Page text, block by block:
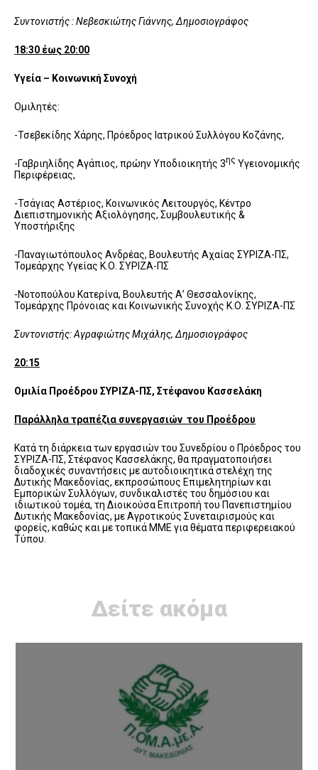
Συντονιστής : Νεβεσκιώτης Γιάννης, Δημοσιογράφος
18:30 έως 20:00
Υγεία – Κοινωνική Συνοχή
Ομιλητές:
-Τσεβεκίδης Χάρης, Πρόεδρος Ιατρικού Συλλόγου Κοζάνης,
-Γαβριηλίδης Αγάπιος, πρώην Υποδιοικητής 3ης Υγειονομικής
Περιφέρειας,
-Τσάγιας Αστέριος, Κοινωνικός Λειτουργός, Κέντρο
Διεπιστημονικής Αξιολόγησης, Συμβουλευτικής &
Υποστήριξης
-Παναγιωτόπουλος Ανδρέας, Βουλευτής Αχαίας ΣΥΡΙΖΑ-ΠΣ,
Τομεάρχης Υγείας Κ.Ο. ΣΥΡΙΖΑ-ΠΣ
-Νοτοπούλου Κατερίνα, Βουλευτής Α’ Θεσσαλονίκης,
Τομεάρχης Πρόνοιας και Κοινωνικής Συνοχής Κ.Ο. ΣΥΡΙΖΑ-ΠΣ
Συντονιστής: Αγραφιώτης Μιχάλης, Δημοσιογράφος
20:15
Ομιλία Προέδρου ΣΥΡΙΖΑ-ΠΣ, Στέφανου Κασσελάκη
Παράλληλα τραπέζια συνεργασιών του Προέδρου
Κατά τη διάρκεια των εργασιών του Συνεδρίου ο Πρόεδρος του
ΣΥΡΙΖΑ-ΠΣ, Στέφανος Κασσελάκης, θα πραγματοποιήσει
διαδοχικές συναντήσεις με αυτοδιοικητικά στελέχη της
Δυτικής Μακεδονίας, εκπροσώπους Επιμελητηρίων και
Εμπορικών Συλλόγων, συνδικαλιστές του δημόσιου και
ιδιωτικού τομέα, τη Διοικούσα Επιτροπή του Πανεπιστημίου
Δυτικής Μακεδονίας, με Αγροτικούς Συνεταιρισμούς και
φορείς, καθώς και με τοπικά ΜΜΕ για θέματα περιφερειακού
Τύπου.
Δείτε ακόμα